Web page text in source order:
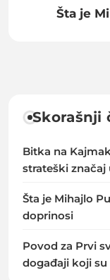
Šta je
Skorašnji
Bitka na
strateški
Šta je Mihajlo
doprinosi
Povod za Prvi
događaji koji